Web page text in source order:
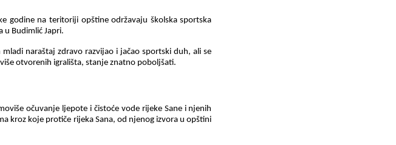
godine na teritoriji opštine održavaju školska sportska
u Budimlić Japri.
naraštaj zdravo razvijao i jačao sportski duh, ali se
otvorenih igrališta, stanje znatno poboljšati.
očuvanje ljepote i čistoće vode rijeke Sane i njenih
kroz koje protiče rijeka Sana, od njenog izvora u opštini